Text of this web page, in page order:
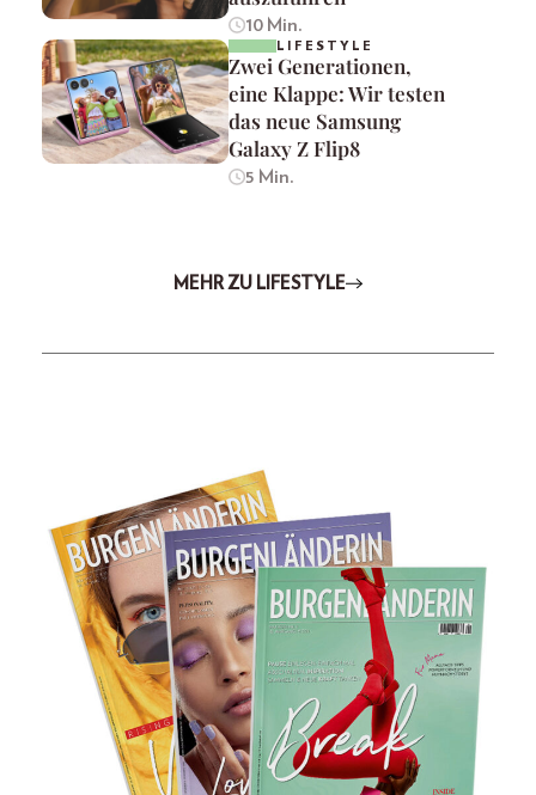
10 Min.
LIFESTYLE
Zwei Generationen,
eine Klappe: Wir testen
das neue Samsung
Galaxy Z Flip8
5 Min.
MEHR ZU LIFESTYLE